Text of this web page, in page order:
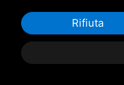
GRATUITA
Compila i campi e
dall'Agente TIM ALEX
Rifiuta